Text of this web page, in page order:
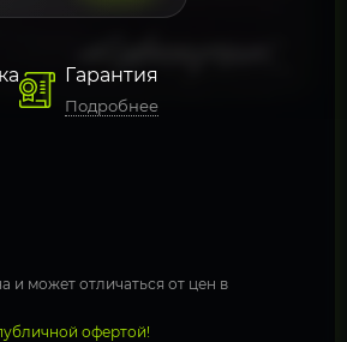
Гарантия
Подробнее
и может отличаться от цен в
офертой!